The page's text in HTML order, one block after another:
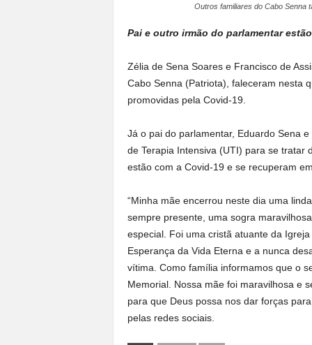
Outros familiares do Cabo Senna
Pai e outro irmão do parlamentar
Zélia de Sena Soares e Francisco de
Cabo Senna (Patriota), faleceram nesta
promovidas pela Covid-19.
Já o pai do parlamentar, Eduardo Sena
de Terapia Intensiva (UTI) para se tratar
estão com a Covid-19 e se recuperam
“Minha mãe encerrou neste dia uma
sempre presente, uma sogra
especial. Foi uma cristã atuante da
Esperança da Vida Eterna e a nunca
vítima. Como família informamos que o
Memorial. Nossa mãe foi maravilhosa e
para que Deus possa nos dar forças
pelas redes sociais.